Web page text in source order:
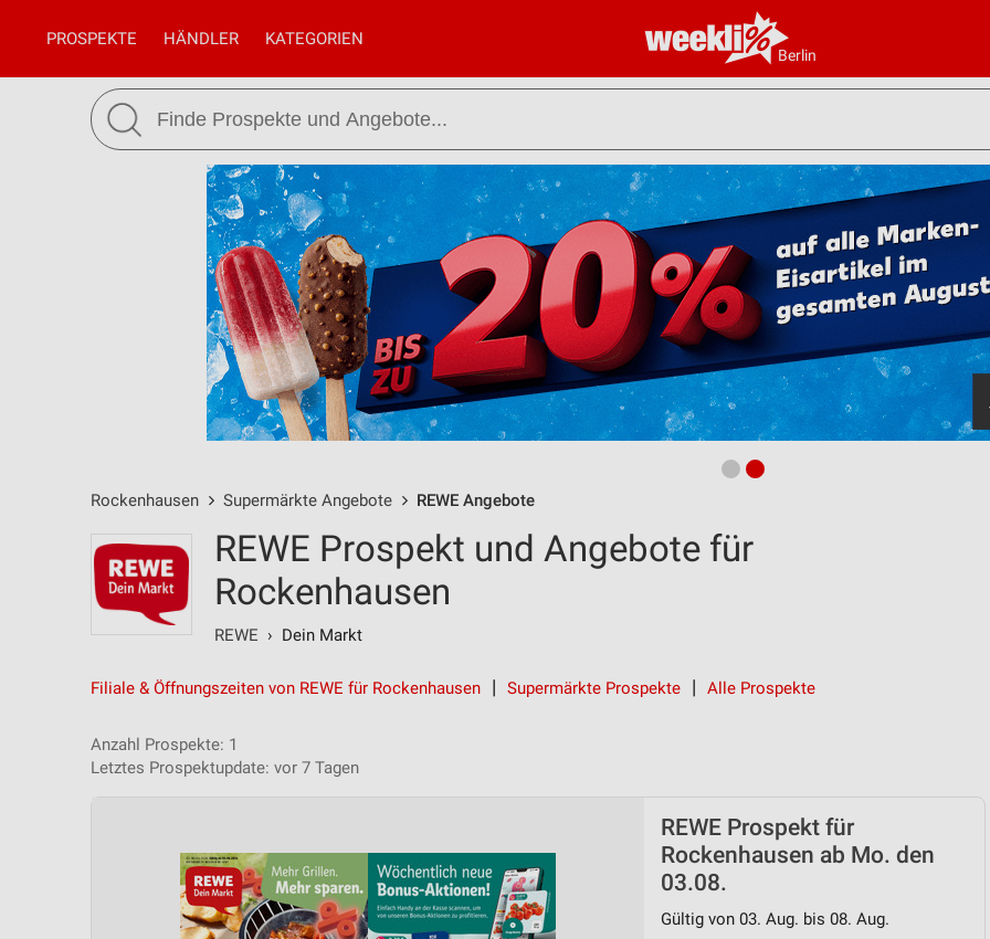
Berlin
PROSPEKTE HÄNDLER KATEGORIEN
Rockenhausen Supermärkte Angebote REWE Angebote
REWE Prospekt und Angebote für
Rockenhausen
REWE › Dein Markt
Filiale & Öffnungszeiten von REWE für Rockenhausen Supermärkte Prospekte Alle Prospekte
Anzahl Prospekte: 1
Letztes Prospektupdate: vor 7 Tagen
REWE Prospekt für
Rockenhausen ab Mo. den
03.08.
Gültig von 03. Aug. bis 08. Aug.